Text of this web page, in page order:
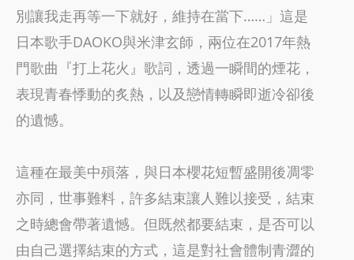
別讓我走再等一下就好，維持在當下……」這是
日本歌手DAOKO與米津玄師，兩位在2017年熱
門歌曲『打上花火』歌詞，透過一瞬間的煙花，
表現青春悸動的炙熱，以及戀情轉瞬即逝冷卻後
的遺憾。
這種在最美中殞落，與日本櫻花短暫盛開後凋零
亦同，世事難料，許多結束讓人難以接受，結束
之時總會帶著遺憾。但既然都要結束，是否可以
由自己選擇結束的方式，這是對社會體制青澀的